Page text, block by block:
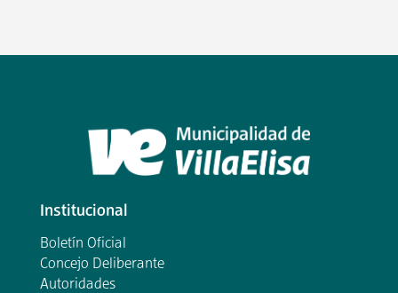
Institucional
Boletín Oficial
Concejo Deliberante
Autoridades